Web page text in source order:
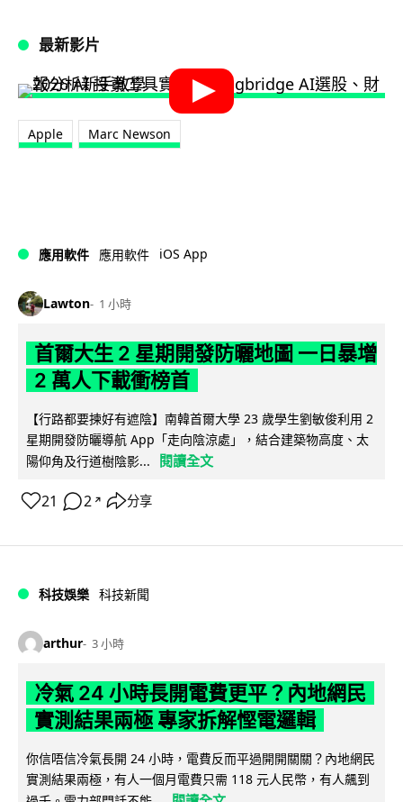
最新影片
Apple Marc Newson
應用軟件 應用軟件 iOS App
Lawton 1 小時
首爾大生 2 星期開發防曬地圖 一日暴增
2 萬人下載衝榜首
【行路都要揀好有遮陰】南韓首爾大學 23 歲學生劉敏俊利用 2
星期開發防曬導航 App「走向陰涼處」，結合建築物高度、太
陽仰角及行道樹陰影...
閱讀全文
21 2 ↗ 分享
科技娛樂 科技新聞
arthur 3 小時
冷氣 24 小時長開電費更平？內地網民
實測結果兩極 專家拆解慳電邏輯
你信唔信冷氣長開 24 小時，電費反而平過開開關關？內地網民
實測結果兩極，有人一個月電費只需 118 元人民幣，有人飆到